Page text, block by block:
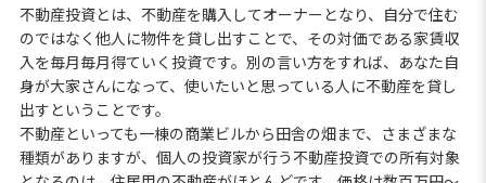
不動産投資とは、不動産を購入してオーナーとなり、自分で住む
のではなく他人に物件を貸し出すことで、その対価である家賃収
入を毎月毎月得ていく投資です。別の言い方をすれば、あなた自
身が大家さんになって、使いたいと思っている人に不動産を貸し
出すということです。
不動産といっても一棟の商業ビルから田舎の畑まで、さまざまな
種類がありますが、個人の投資家が行う不動産投資での所有対象